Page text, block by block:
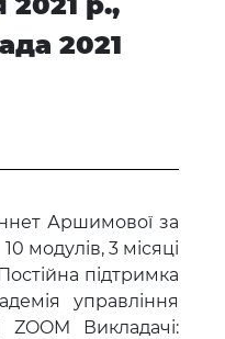
2021
Аршимової за
модулів, 3 місяці
підтримка
управління
Викладачі: